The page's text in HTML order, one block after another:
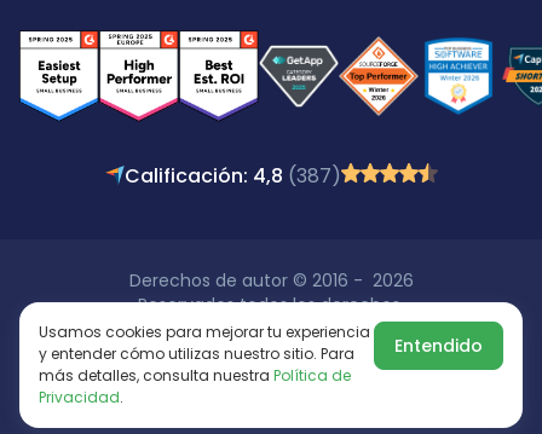
Calificación: 4,8 (387)
Derechos de autor © 2016 - 2026
Reservados todos los derechos.
Usamos cookies para mejorar tu experiencia
y entender cómo utilizas nuestro sitio. Para
más detalles, consulta nuestra Política de
Privacidad.
Entendido